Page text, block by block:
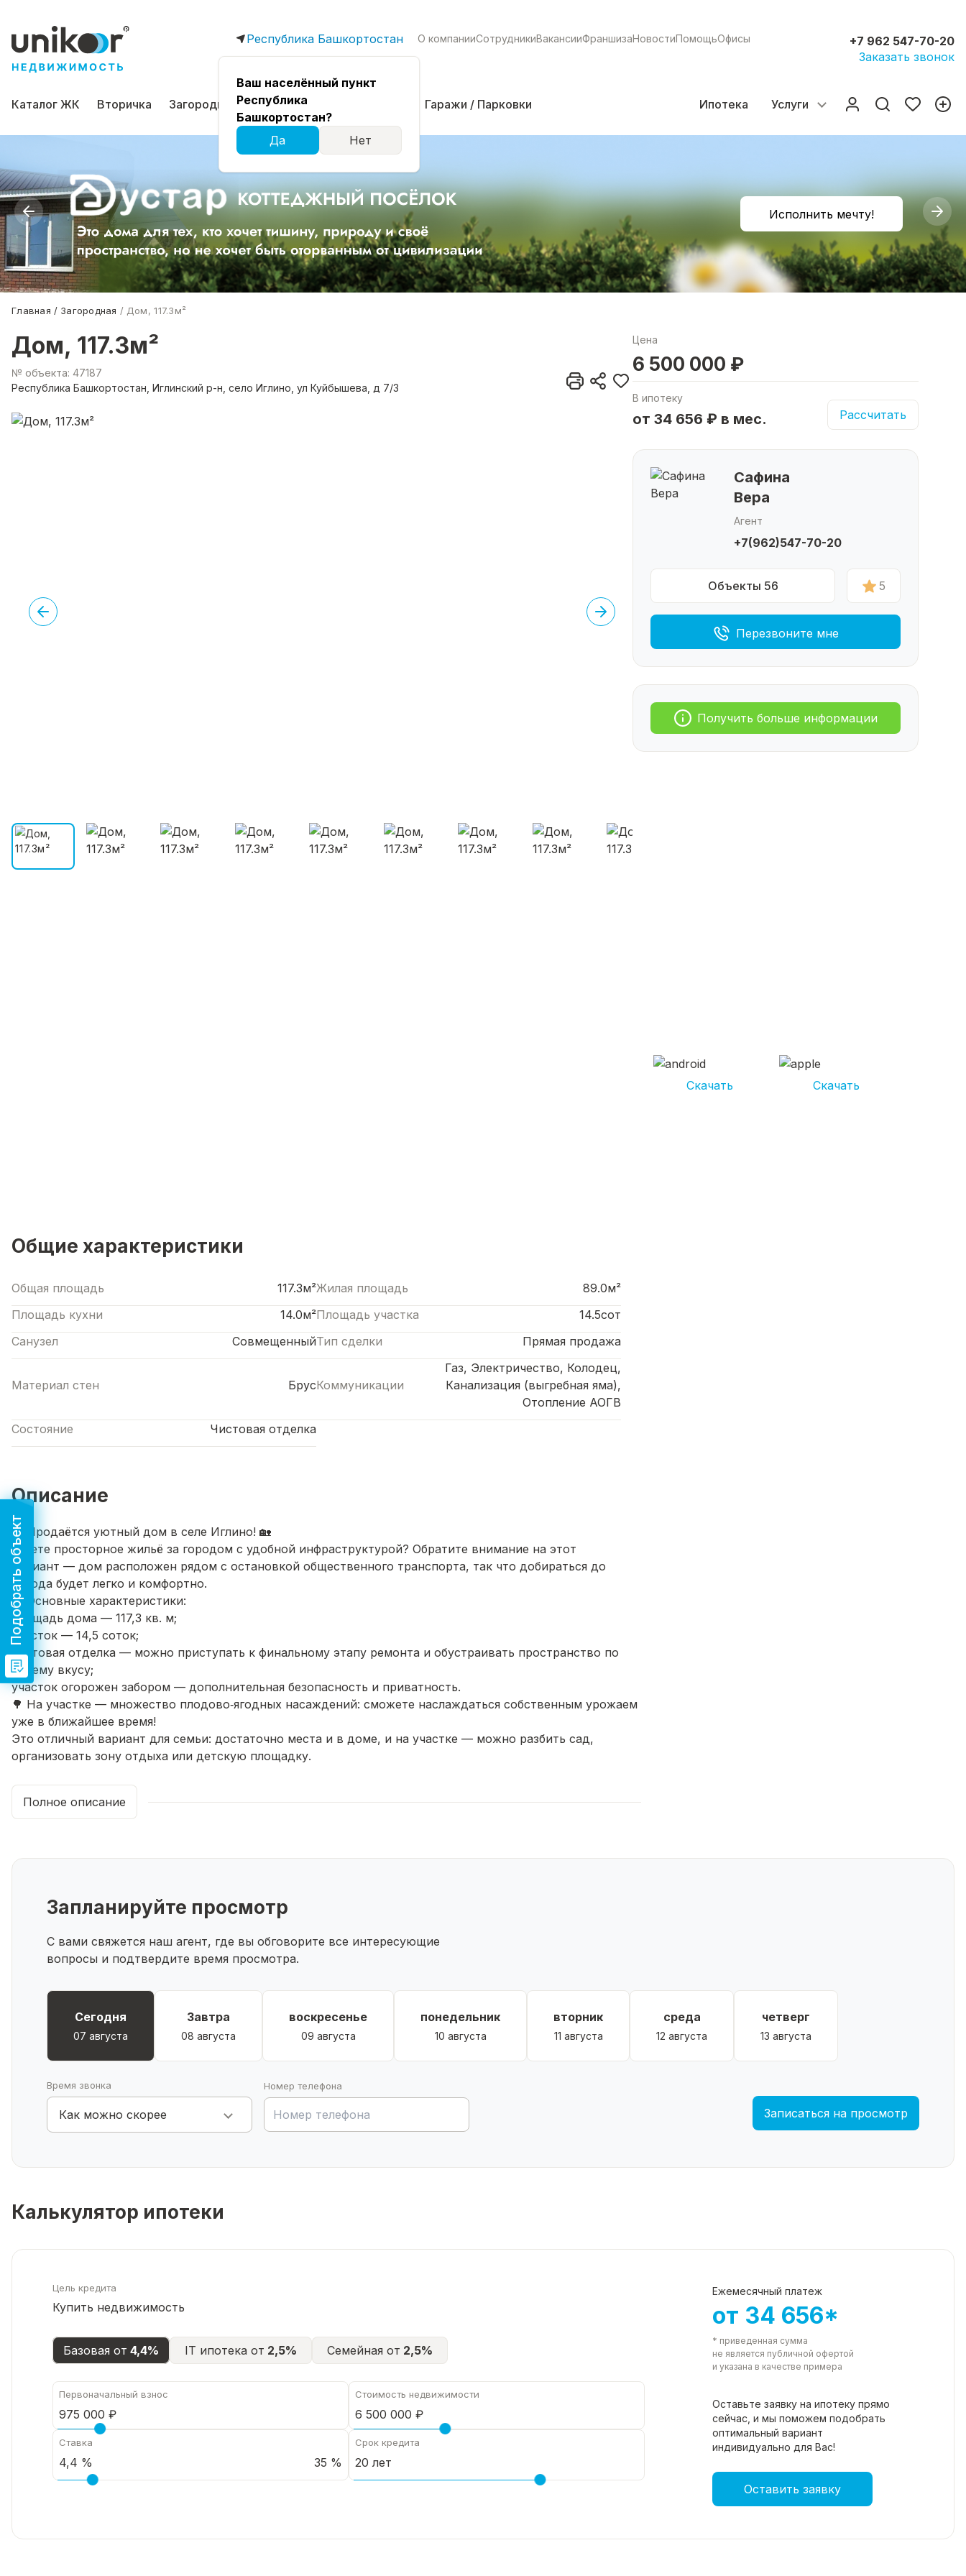
Республика Башкортостан
Ваш населённый пункт
Республика
Башкортостан?
Да
Нет
О компанииСотрудникиВакансииФраншизаНовостиПомощьОфисы
+7 962 547-70-20
Заказать звонок
Каталог ЖК Вторичка Загородная Коммерческая Гаражи / Парковки Ипотека Услуги
Исполнить мечту!
Главная Загородная Дом, 117.3м²
Дом, 117.3м²
№ объекта: 47187
Республика Башкортостан, Иглинский р-н, село Иглино, ул Куйбышева, д 7/3
Цена
6 500 000 ₽
В ипотеку
от 34 656 ₽ в мес. Рассчитать
Сафина
Вера
Агент
+7(962)547-70-20
Объекты 56 5
Перезвоните мне
Получить больше информации
Скачать Скачать
Общие характеристики
Общая площадь 117.3м²Жилая площадь
89.0м²
Площадь кухни
14.0м²Площадь участка
14.5сот
Санузел
СовмещенныйТип сделки Прямая продажа
Материал стен БрусКоммуникации
Газ, Электричество, Колодец,
Канализация (выгребная яма),
Отопление АОГВ
Состояние
Чистовая отделка
Описание
🏡 Продаётся уютный дом в селе Иглино! 🏡
Ищете просторное жильё за городом с удобной инфраструктурой? Обратите внимание на этот
вариант — дом расположен рядом с остановкой общественного транспорта, так что добираться до
города будет легко и комфортно.
🔹 Основные характеристики:
площадь дома — 117,3 кв. м;
участок — 14,5 соток;
чистовая отделка — можно приступать к финальному этапу ремонта и обустраивать пространство по
своему вкусу;
участок огорожен забором — дополнительная безопасность и приватность.
🌳 На участке — множество плодово‑ягодных насаждений: сможете наслаждаться собственным урожаем
уже в ближайшее время!
Это отличный вариант для семьи: достаточно места и в доме, и на участке — можно разбить сад,
организовать зону отдыха или детскую площадку.
вопросы и помогу с оформлением сделки! 😊
Полное описание
Запланируйте просмотр
С вами свяжется наш агент, где вы обговорите все интересующие
вопросы и подтвердите время просмотра.
Сегодня
07 августа
Завтра
08 августа
воскресенье
09 августа
понедельник
10 августа
вторник
11 августа
среда
12 августа
четверг
13 августа
Время звонка
Как можно скорее
Номер телефона
Записаться на просмотр
Калькулятор ипотеки
Цель кредита
Купить недвижимость
Базовая от 4,4% IT ипотека от 2,5% Семейная от 2,5%
Первоначальный взнос Стоимость недвижимости
Ставка
35 %
Срок кредита
Ежемесячный платеж
от 34 656*
* приведенная сумма
не является публичной офертой
и указана в качестве примера
Оставьте заявку на ипотеку прямо
сейчас, и мы поможем подобрать
оптимальный вариант
индивидуально для Вас!
Оставить заявку
Подобрать объект